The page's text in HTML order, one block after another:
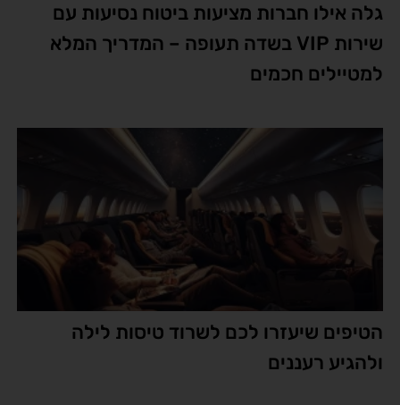
גלה אילו חברות מציעות ביטוח נסיעות עם
שירות VIP בשדה תעופה – המדריך המלא
למטיילים חכמים
הטיפים שיעזרו לכם לשרוד טיסות לילה
ולהגיע רעננים